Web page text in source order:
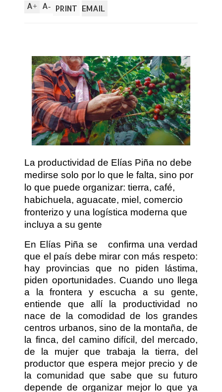
A+ A- PRINT EMAIL
La productividad de Elías Piña no debe
medirse solo por lo que le falta, sino por
lo que puede organizar: tierra, café,
habichuela, aguacate, miel, comercio
fronterizo y una logística moderna que
incluya a su gente
En Elías Piña se
confirma una verdad
que el país debe mirar con más respeto:
hay provincias que no piden lástima,
piden oportunidades. Cuando uno llega
a la frontera y escucha a su gente,
entiende que allí la productividad no
nace de la comodidad de los grandes
centros urbanos, sino de la montaña, de
la finca, del camino difícil, del mercado,
de la mujer que trabaja la tierra, del
productor que espera mejor precio y de
la comunidad que sabe que su futuro
depende de organizar mejor lo que ya